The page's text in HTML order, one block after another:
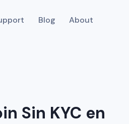
Blog About
Sin KYC en